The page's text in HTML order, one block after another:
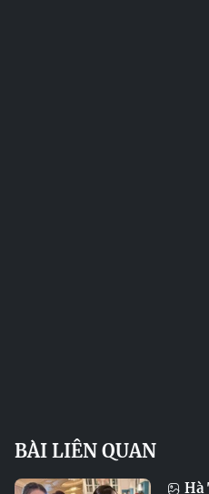
BÀI LIÊN QUAN
Hà